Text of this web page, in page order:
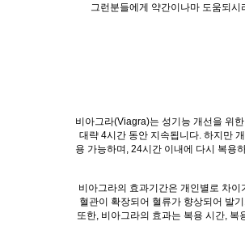
그런분들에게 약간이나마 도움되시
비아그라(Viagra)는 성기능 개선을 위
대략 4시간 동안 지속됩니다. 하지만
용 가능하며, 24시간 이내에 다시 복용
비아그라의 효과기간은 개인별로 차
혈관이 확장되어 혈류가 향상되어 발
또한, 비아그라의 효과는 복용 시간,